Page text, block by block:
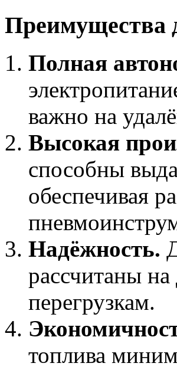
Преимущества
Полная
важно на
Высокая
способны
обеспечивая
Надёжность.
рассчитаны
перегрузкам.
топлива